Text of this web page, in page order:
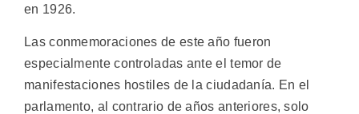
en 1926.
Las conmemoraciones de este año fueron
especialmente controladas ante el temor de
manifestaciones hostiles de la ciudadanía. En el
parlamento, al contrario de años anteriores, solo